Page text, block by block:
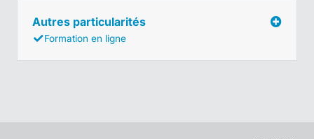
Autres particularités
Formation en ligne